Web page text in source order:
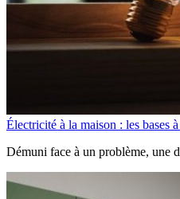
Électricité à la maison : les bases
Démuni face à un problème, une